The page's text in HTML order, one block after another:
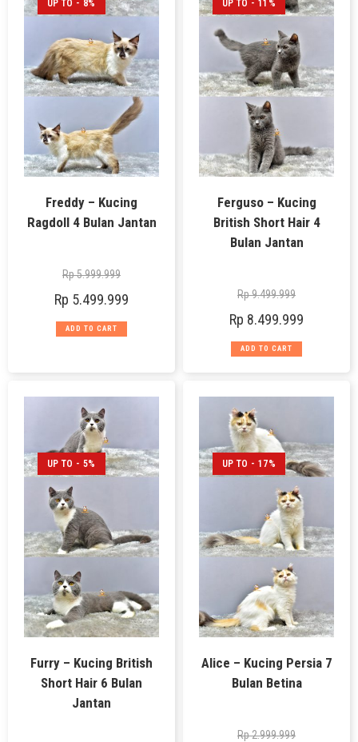
UP TO - 8%
Freddy – Kucing
Ragdoll 4 Bulan Jantan
Rp5.999.999
Rp 5.499.999
ADD TO CART
UP TO - 11%
Ferguso – Kucing
British Short Hair 4
Bulan Jantan
Rp9.499.999
Rp 8.499.999
ADD TO CART
UP TO - 5%
Furry – Kucing British
Short Hair 6 Bulan
Jantan
UP TO - 17%
Alice – Kucing Persia 7
Bulan Betina
Rp2.999.999